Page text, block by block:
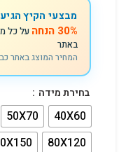
מבצעי הקיץ
30% הנחה
על כל
באתר
המחיר המוצג באתר
בחירת מידה
40X60
50X70
80X120